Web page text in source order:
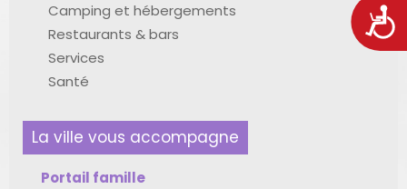
Camping et hébergements
Restaurants & bars
Services
Santé
La ville vous accompagne
Portail famille